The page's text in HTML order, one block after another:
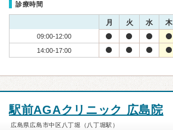
診療時間
月 火 水 木
09:00-12:00
14:00-17:00
駅前AGAクリニック 広島院
広島県広島市中区八丁堀（八丁堀駅）